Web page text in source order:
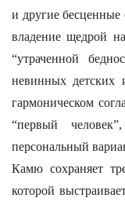
и другие
владение щедрой
“утраченной
невинных детских
гармоническом
“первый
персональный
Камю сохраняет
которой